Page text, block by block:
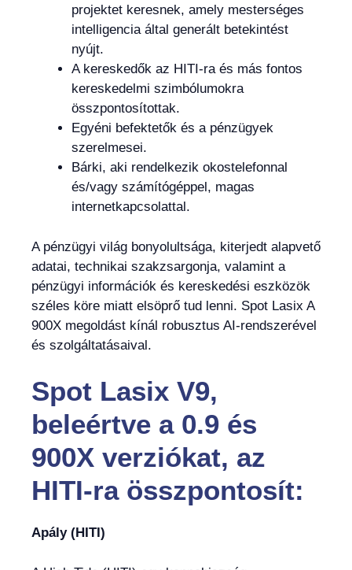
projektet keresnek, amely mesterséges
intelligencia által generált betekintést
nyújt.
A kereskedők az HITI-ra és más fontos
kereskedelmi szimbólumokra
összpontosítottak.
Egyéni befektetők és a pénzügyek
szerelmesei.
Bárki, aki rendelkezik okostelefonnal
és/vagy számítógéppel, magas
internetkapcsolattal.
A pénzügyi világ bonyolultsága, kiterjedt alapvető
adatai, technikai szakzsargonja, valamint a
pénzügyi információk és kereskedési eszközök
széles köre miatt elsöprő tud lenni. Spot Lasix A
900X megoldást kínál robusztus AI-rendszerével
és szolgáltatásaival.
Spot Lasix V9,
beleértve a 0.9 és
900X verziókat, az
HITI-ra összpontosít:
Apály (HITI)